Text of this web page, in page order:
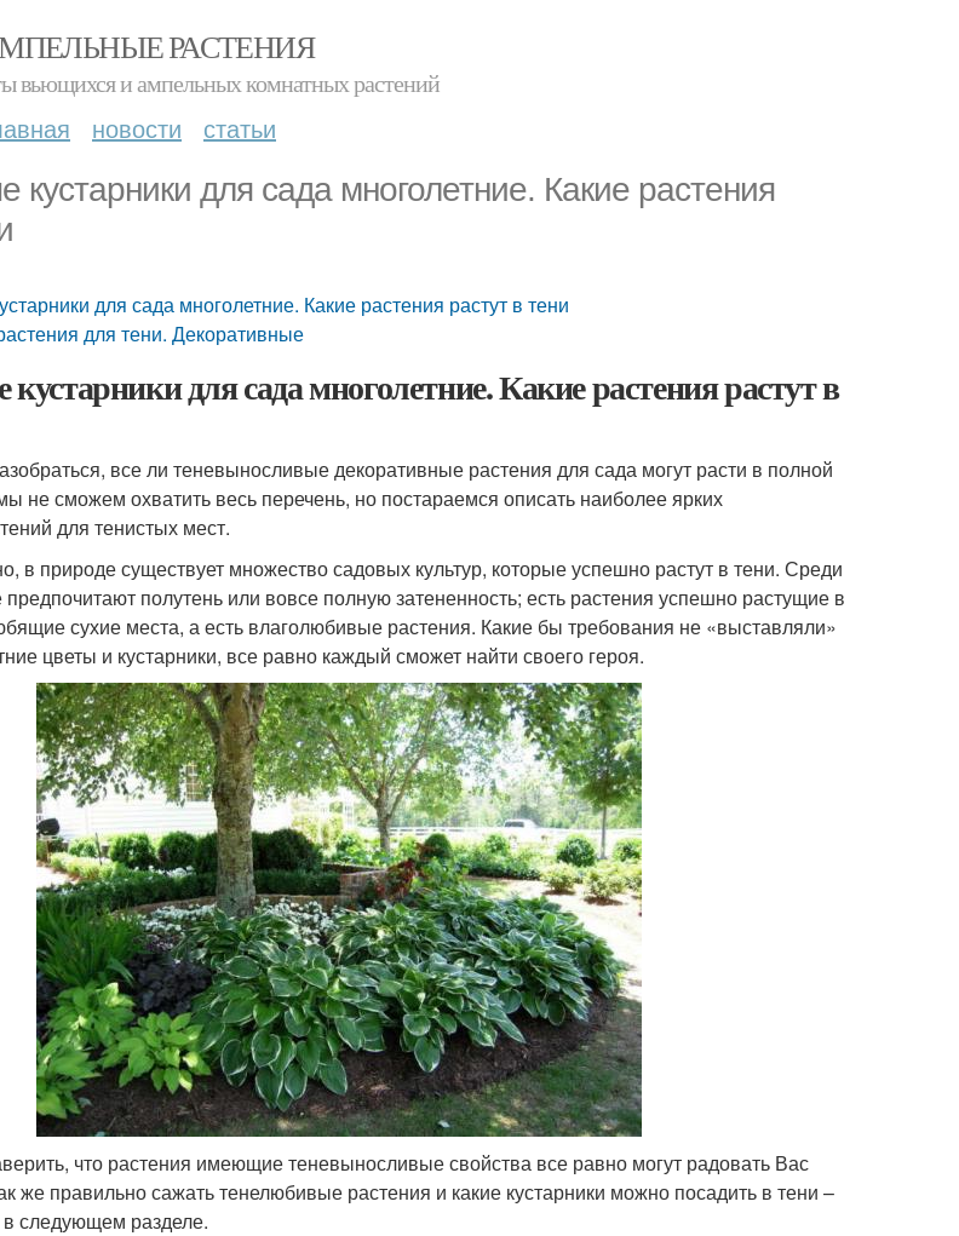
РАСТЕНИЯ
вьющихся и ампельных комнатных растений
новости статьи
кустарники для сада многолетние. Какие растения
для сада многолетние. Какие растения растут в тени
для тени. Декоративные
для сада многолетние. Какие растения растут в
все ли теневыносливые декоративные растения для сада могут расти в полной
не сможем охватить весь перечень, но постараемся описать наиболее ярких
для тенистых мест.
в природе существует множество садовых культур, которые успешно растут в тени. Среди
предпочитают полутень или вовсе полную затененность; есть растения успешно растущие в
сухие места, а есть влаголюбивые растения. Какие бы требования не «выставляли»
цветы и кустарники, все равно каждый сможет найти своего героя.
что растения имеющие теневыносливые свойства все равно могут радовать Вас
же правильно сажать тенелюбивые растения и какие кустарники можно посадить в тени –
в следующем разделе.